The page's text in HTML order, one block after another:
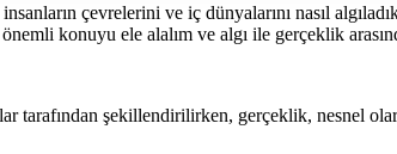
çevrelerini ve iç dünyalarını nasıl
konuyu ele alalım ve algı ile gerçeklik
tarafından şekillendirilirken, gerçeklik, nesnel